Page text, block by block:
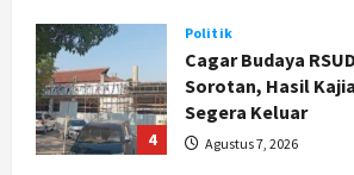
5
Nasional
BRIN Kembangkan
Mulai Rp75 Ribu
Rakyat
Agustus 7, 2026